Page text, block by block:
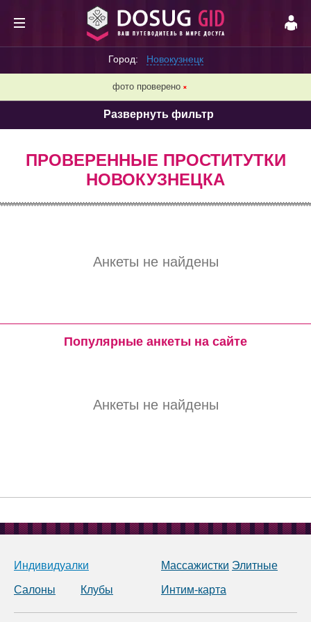
Город: Новокузнецк
фото проверено ❌
Развернуть фильтр
ПРОВЕРЕННЫЕ ПРОСТИТУТКИ
НОВОКУЗНЕЦКА
Анкеты не найдены
Популярные анкеты на сайте
Анкеты не найдены
Индивидуалки
Салоны Клубы
Массажистки Элитные
Интим-карта